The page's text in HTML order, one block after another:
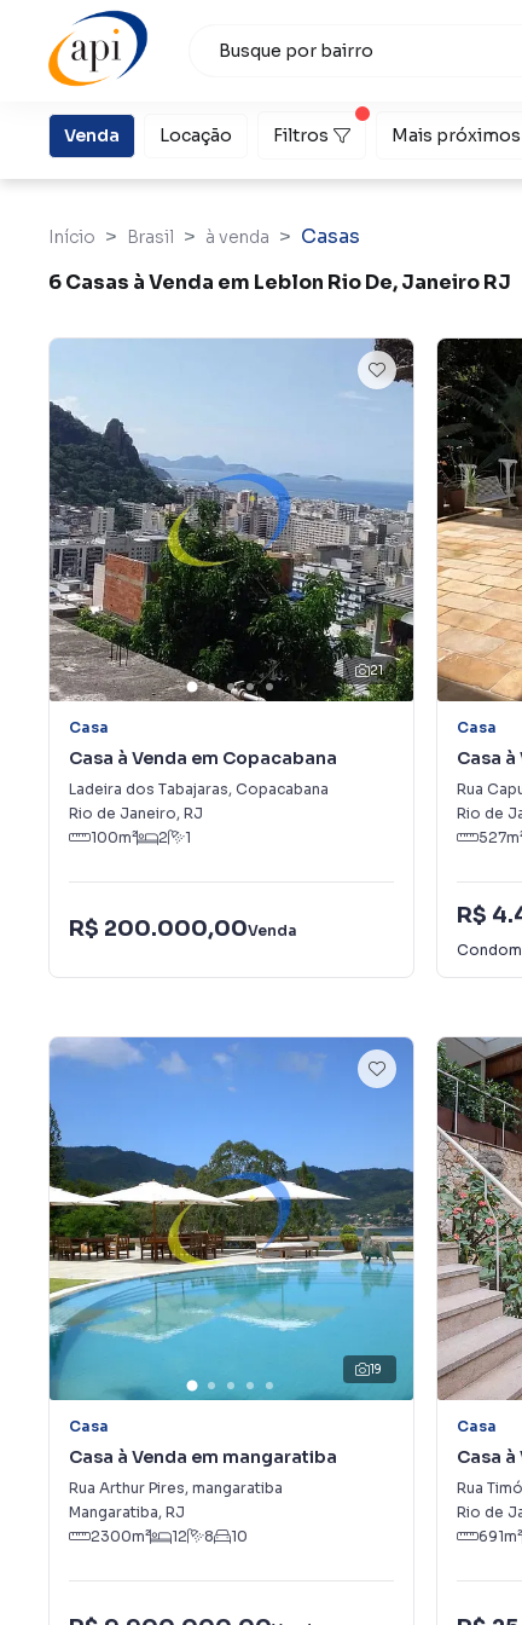
Venda Locação Filtros Mais próximos
Início Brasil à venda
Casas
6 Casas à Venda em Leblon Rio De, Janeiro RJ
21
Casa
Casa à Venda em Copacabana
Ladeira dos Tabajaras, Copacabana
Rio de Janeiro, RJ
100m² 2 1
R$ 200.000,00Venda
Casa
Casa
Rua
Rio de
527
R$
19
Casa
Casa à Venda em mangaratiba
Rua Arthur Pires, mangaratiba
Mangaratiba, RJ
2300m² 12 8 10
Casa
Casa à
Rua
Rio de
691m²